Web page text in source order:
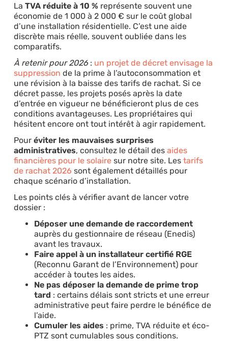
La TVA réduite à 10 % représente souvent une
économie de 1 000 à 2 000 € sur le coût global
d’une installation résidentielle. C’est une aide
discrète mais réelle, souvent oubliée dans les
comparatifs.
À retenir pour 2026: un projet de décret envisage la
suppression de la prime à l’autoconsommation et
une révision à la baisse des tarifs de rachat. Si ce
décret passe, les projets posés après la date
d’entrée en vigueur ne bénéficieront plus de ces
conditions avantageuses. Les propriétaires qui
hésitent encore ont tout intérêt à agir rapidement.
Pour éviter les mauvaises surprises
administratives, consultez le détail des aides
financières pour le solairesur notre site. Les tarifs
de rachat 2026 sont également détaillés pour
chaque scénario d’installation.
Les points clés à vérifier avant de lancer votre
dossier :
Déposer une demande de raccordement
auprès du gestionnaire de réseau (Enedis)
avant les travaux.
Faire appel à un installateur certifié RGE
(Reconnu Garant de l’Environnement) pour
accéder à toutes les aides.
Ne pas déposer la demande de prime trop
tard : certains délais sont stricts et une erreur
administrative peut faire perdre le bénéfice de
l’aide.
Cumuler les aides : prime, TVA réduite et éco-
PTZ sont cumulables sous conditions.